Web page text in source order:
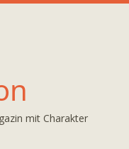
mit Charakter